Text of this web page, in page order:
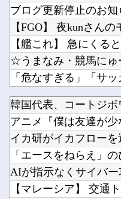
ブログ更新停止のお知
【FGO】 夜kunさん
【艦これ】 急にくる
☆うまなみ・競馬にゅ
【YAIBA】 第15話 感
韓国代表、コートジ
アニメ『僕は友達が
イカ研がイカフロー
「エースをねらえ」
AIが指示なくサイバ
【マレーシア】 交通